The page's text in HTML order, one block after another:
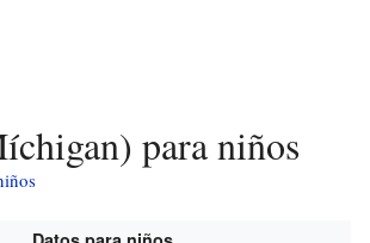
para niños